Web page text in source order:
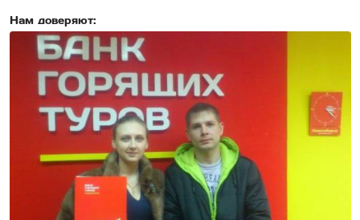
Нам доверяют: